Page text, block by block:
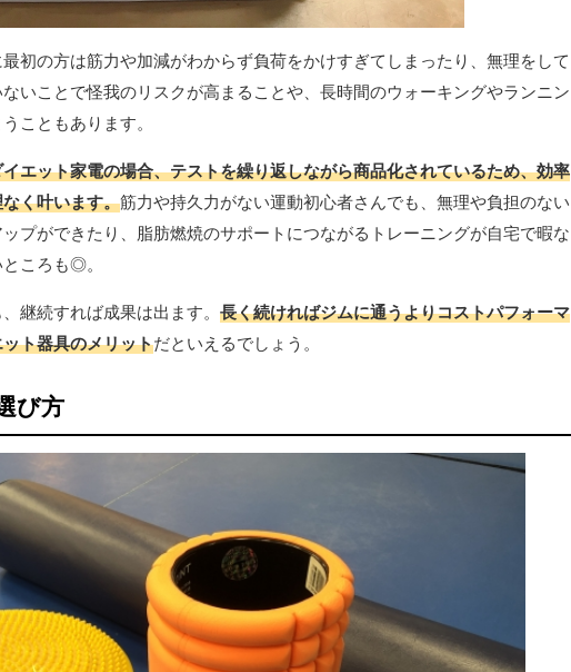
初の方は筋力や加減がわからず負荷をかけすぎてしまったり、無理をして
いことで怪我のリスクが高まることや、長時間のウォーキングやランニン
こともあります。
エット家電の場合、テストを繰り返しながら商品化されているため、効率
く叶います。筋力や持久力がない運動初心者さんでも、無理や負担のない
プができたり、脂肪燃焼のサポートにつながるトレーニングが自宅で暇な
ころも◎。
継続すれば成果は出ます。 長く続ければジムに通うよりコストパフォーマ
ト器具のメリットだといえるでしょう。
び方